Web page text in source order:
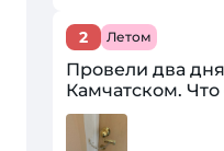
2 Летом
Провели два
Камчатском. Что
дорогая нищета.
сравнению с